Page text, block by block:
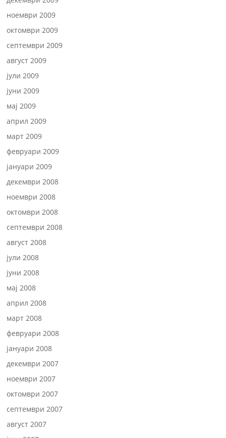
ноември 2009
октомври 2009
септември 2009
август 2009
јули 2009
јуни 2009
мај 2009
април 2009
март 2009
февруари 2009
јануари 2009
декември 2008
ноември 2008
октомври 2008
септември 2008
август 2008
јули 2008
јуни 2008
мај 2008
април 2008
март 2008
февруари 2008
јануари 2008
декември 2007
ноември 2007
октомври 2007
септември 2007
август 2007